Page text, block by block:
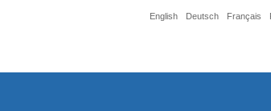
English Deutsch Français